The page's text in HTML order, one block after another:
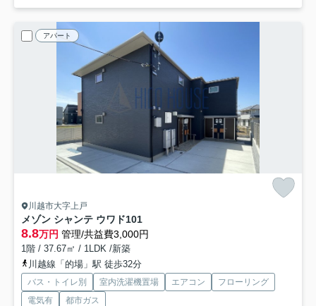
アパート
川越市大字上戸
メゾン シャンテ ウワド101
8.8万円 管理/共益費3,000円
1階 / 37.67㎡ / 1LDK /新築
川越線「的場」駅 徒歩32分
バス・トイレ別 室内洗濯機置場 エアコン
フローリング
電気有
都市ガス